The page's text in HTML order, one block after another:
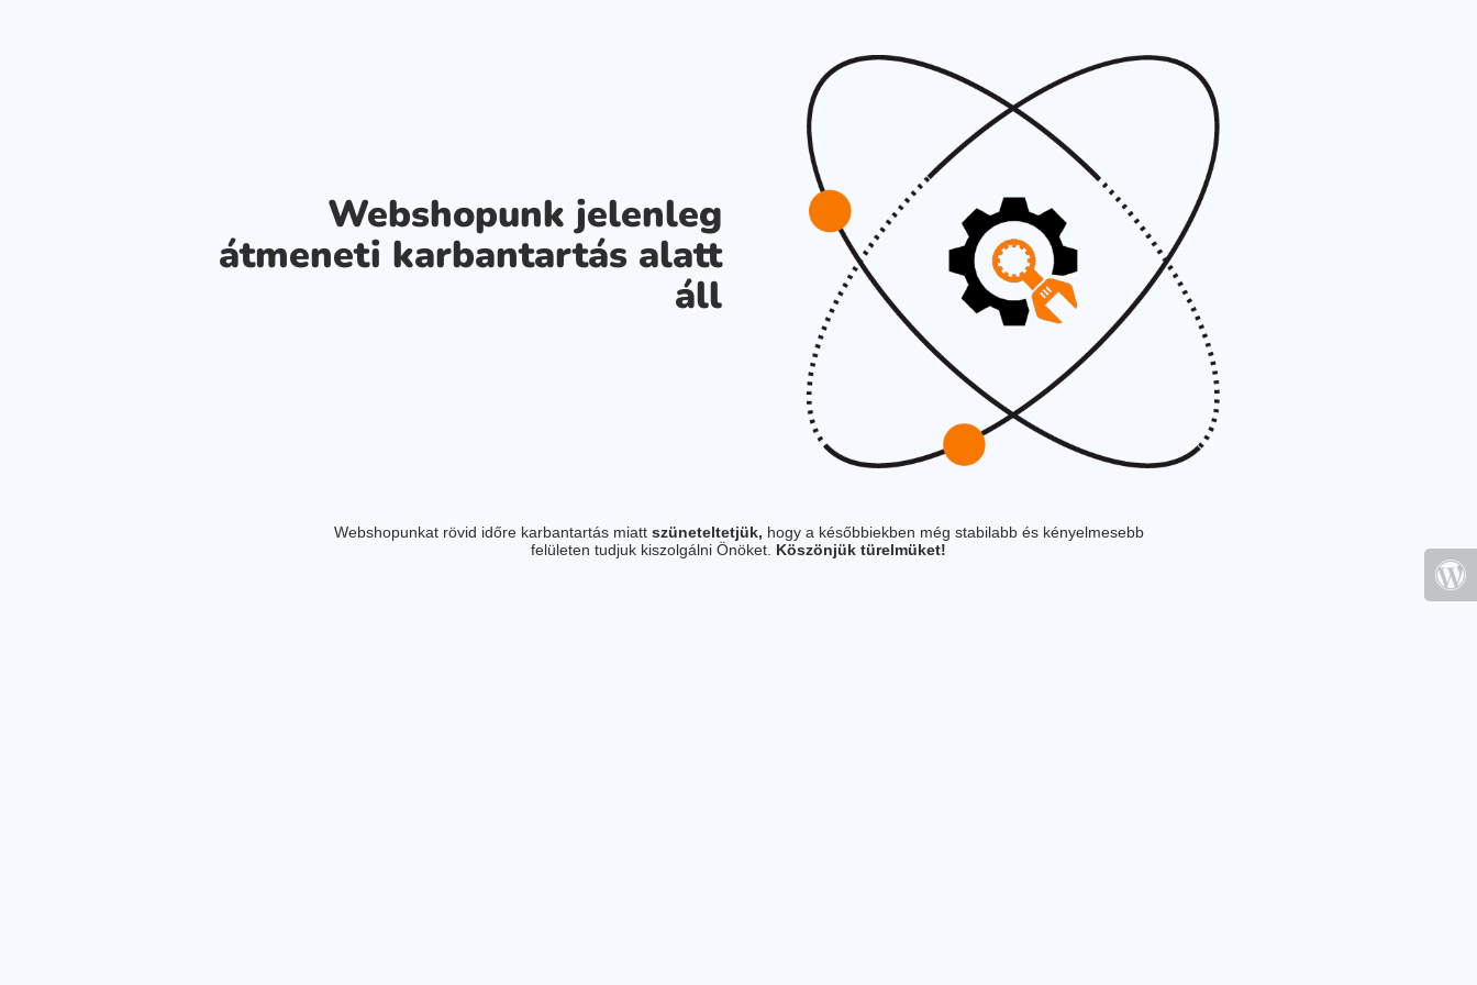
Webshopunk jelenleg
átmeneti karbantartás alatt
áll
Webshopunkat rövid időre karbantartás miatt szüneteltetjük, hogy a későbbiekben még stabilabb és kényelmesebb
felületen tudjuk kiszolgálni Önöket. Köszönjük türelmüket!